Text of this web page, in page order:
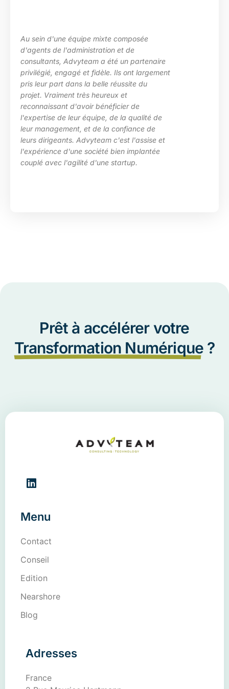
Au sein d'une équipe mixte composée
d'agents de l'administration et de
consultants, Advyteam a été un partenaire
privilégié, engagé et fidèle. Ils ont largement
pris leur part dans la belle réussite du
projet. Vraiment très heureux et
reconnaissant d'avoir bénéficier de
l'expertise de leur équipe, de la qualité de
leur management, et de la confiance de
leurs dirigeants. Advyteam c'est l'assise et
l'expérience d'une société bien implantée
couplé avec l'agilité d'une startup.
Prêt à accélérer votre
Transformation Numérique ?
Menu
Contact
Conseil
Edition
Nearshore
Blog
Adresses
France